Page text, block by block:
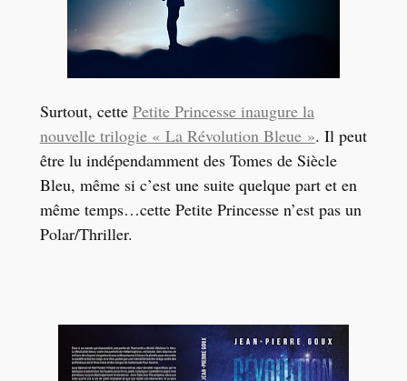
Surtout, cette Petite Princesse inaugure la
nouvelle trilogie « La Révolution Bleue ». Il peut
être lu indépendamment des Tomes de Siècle
Bleu, même si c’est une suite quelque part et en
même temps…cette Petite Princesse n’est pas un
Polar/Thriller.